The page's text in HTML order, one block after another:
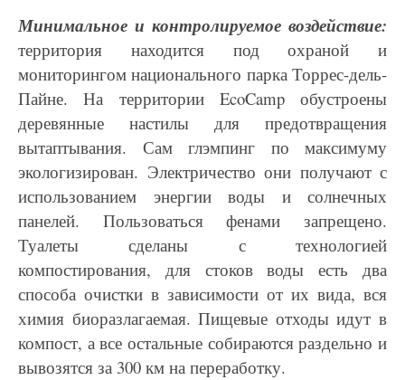
Минимальное и контролируемое воздействие:
территория находится под охраной и
мониторингом национального парка Торрес-дель-
Пайне. На территории EcoCamp обустроены
деревянные настилы для предотвращения
вытаптывания. Сам глэмпинг по максимуму
экологизирован. Электричество они получают с
использованием энергии воды и солнечных
панелей. Пользоваться фенами запрещено.
Туалеты сделаны с технологией
компостирования, для стоков воды есть два
способа очистки в зависимости от их вида, вся
химия биоразлагаемая.Пищевые отходы идут в
компост, а все остальные собираются раздельно и
вывозятся за 300 км на переработку.